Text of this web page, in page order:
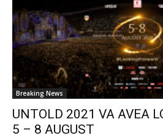
Breaking News
UNTOLD 2021 VA AVEA
5 – 8 AUGUST